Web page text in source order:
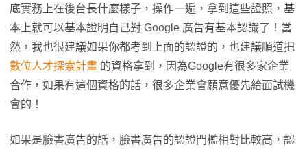
底實務上在後台長什麼樣子，操作一遍，拿到這些證照，基
本上就可以基本證明自己對 Google 廣告有基本認識了！當
然，我也很建議如果你都考到上面的認證的，也建議順道把
數位人才探索計畫 的資格拿到，因為Google有很多家企業
合作，如果有這個資格的話，很多企業會願意優先給面試機
會的！
如果是臉書廣告的話，臉書廣告的認證門檻相對比較高，認